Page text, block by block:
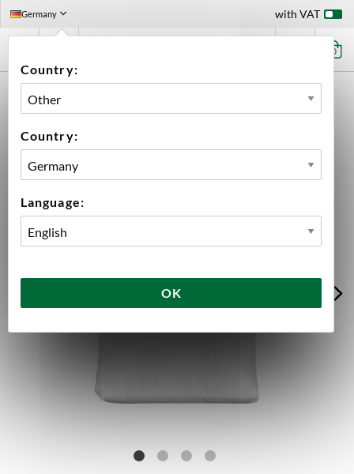
Germany
Country:
Country:
Language:
OK
with VAT
0